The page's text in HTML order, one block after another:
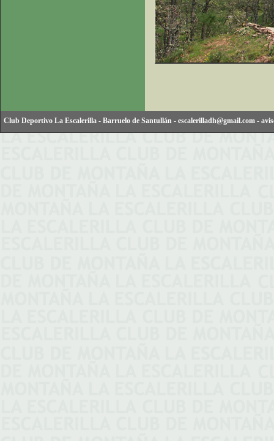
Club Deportivo La Escalerilla - Barruelo de Santullán - escalerilladh@gmail.com -